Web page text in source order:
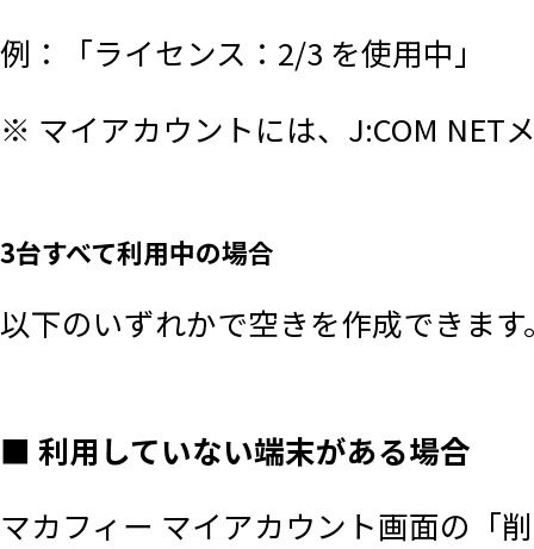
す。
利用者は、本サービスの一部また
利用者は、本サービスを他のサー
す。
例：「ライセンス：2/3 を使用中」
※ マイアカウントには、J:COM NET
3台すべて利用中の場合
以下のいずれかで空きを作成できます
■ 利用していない端末がある場合
マカフィー マイアカウント画面の「